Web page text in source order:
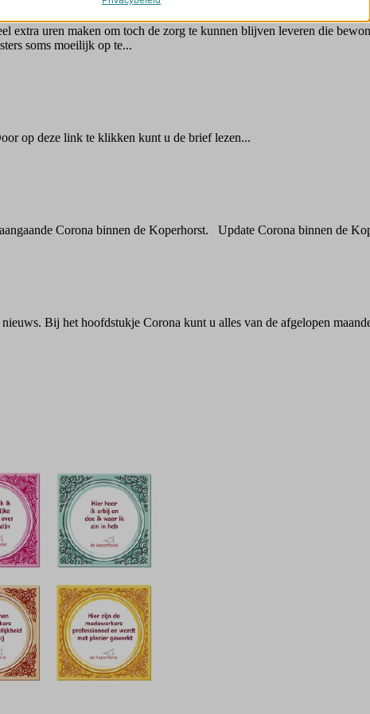
extra uren maken om toch de zorg te kunnen blijven leveren die
soms moeilijk op te...
op deze link te klikken kunt u de brief lezen...
Corona binnen de Koperhorst. Update Corona binnen de
Bij het hoofdstukje Corona kunt u alles van de afgelopen